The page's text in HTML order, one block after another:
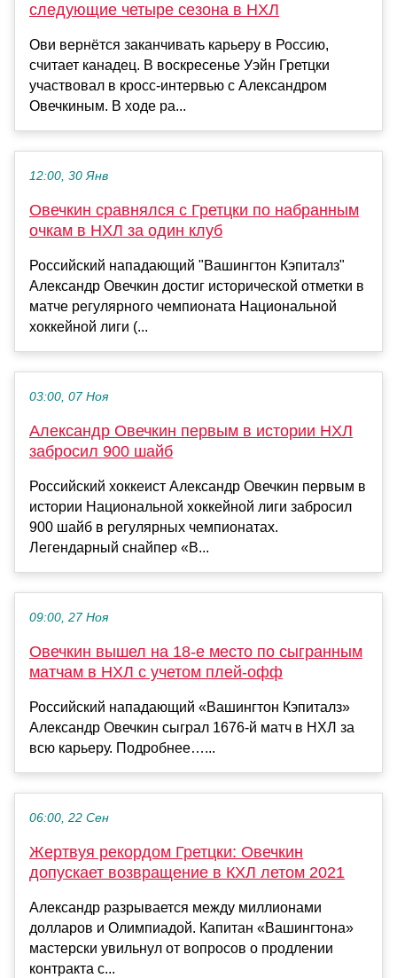
следующие четыре сезона в НХЛ
Ови вернётся заканчивать карьеру в Россию,
считает канадец. В воскресенье Уэйн Гретцки
участвовал в кросс-интервью с Александром
Овечкиным. В ходе ра...
12:00, 30 Янв
Овечкин сравнялся с Гретцки по набранным
очкам в НХЛ за один клуб
Российский нападающий "Вашингтон Кэпиталз"
Александр Овечкин достиг исторической отметки в
матче регулярного чемпионата Национальной
хоккейной лиги (...
03:00, 07 Ноя
Александр Овечкин первым в истории НХЛ
забросил 900 шайб
Российский хоккеист Александр Овечкин первым в
истории Национальной хоккейной лиги забросил
900 шайб в регулярных чемпионатах.
Легендарный снайпер «В...
09:00, 27 Ноя
Овечкин вышел на 18‑е место по сыгранным
матчам в НХЛ с учетом плей-офф
Российский нападающий «Вашингтон Кэпиталз»
Александр Овечкин сыграл 1676‑й матч в НХЛ за
всю карьеру. Подробнее…...
06:00, 22 Сен
Жертвуя рекордом Гретцки: Овечкин
допускает возвращение в КХЛ летом 2021
Александр разрывается между миллионами
долларов и Олимпиадой. Капитан «Вашингтона»
мастерски увильнул от вопросов о продлении
контракта с...